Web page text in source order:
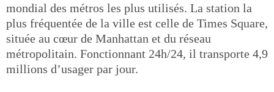
mondial des métros les plus utilisés. La station la
plus fréquentée de la ville est celle de Times Square,
située au cœur de Manhattan et du réseau
métropolitain. Fonctionnant 24h/24, il transporte 4,9
millions d’usager par jour.